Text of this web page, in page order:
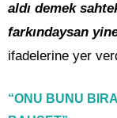
aldı demek
farkındaysan
ifadelerine yer
“ONU BUNU